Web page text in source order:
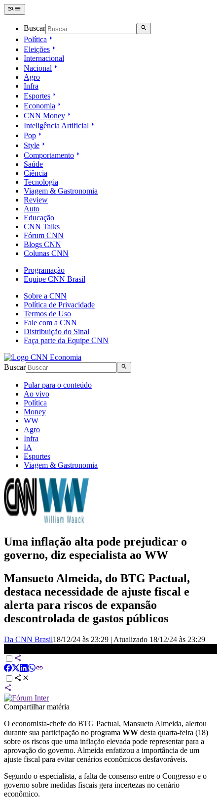
Buscar
Política
Eleições
Internacional
Nacional
Agro
Infra
Esportes
Economia
CNN Money
Inteligência Artificial
Pop
Style
Comportamento
Saúde
Ciência
Tecnologia
Viagem & Gastronomia
Review
Auto
Educação
CNN Talks
Fórum CNN
Blogs CNN
Colunas CNN
Programação
Equipe CNN Brasil
Sobre a CNN
Política de Privacidade
Termos de Uso
Fale com a CNN
Distribuição do Sinal
Faça parte da Equipe CNN
Buscar
Pular para o conteúdo
Ao vivo
Política
Money
WW
Agro
Infra
IA
Esportes
Viagem & Gastronomia
Uma inflação alta pode prejudicar o
governo, diz especialista ao WW
Mansueto Almeida, do BTG Pactual,
destaca necessidade de ajuste fiscal e
alerta para riscos de expansão
descontrolada de gastos públicos
Da CNN Brasil18/12/24 às 23:29 | Atualizado 18/12/24 às 23:29
Compartilhar matéria
O economista-chefe do BTG Pactual, Mansueto Almeida, alertou
durante sua participação no programa WW desta quarta-feira (18)
sobre os riscos que uma inflação elevada pode representar para a
aprovação do governo. Almeida enfatizou a importância de um
ajuste fiscal para evitar cenários econômicos desfavoráveis.
Segundo o especialista, a falta de consenso entre o Congresso e o
governo sobre medidas fiscais gera incertezas no cenário
econômico.